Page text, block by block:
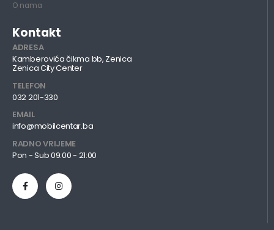
O nama
Kontakt
ADRESA
Kamberovića čikma bb, Zenica
Zenica City Center
TELEFON
032 201-330
EMAIL
info@mobilcentar.ba
RADNO VRIJEME
Pon - Sub 09:00 - 21:00